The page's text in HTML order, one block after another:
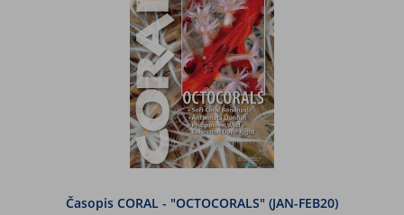
Časopis CORAL - "OCTOCORALS" (JAN-FEB20)